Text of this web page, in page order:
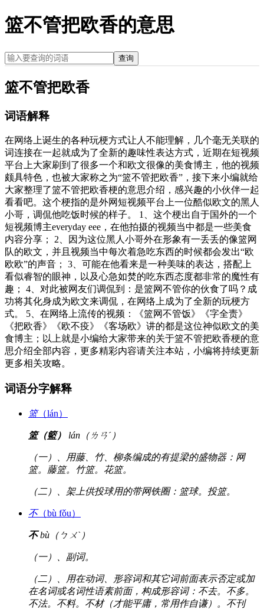
篮不管把欧香的意思
查询
篮不管把欧香
词语解释
在网络上诞生的各种玩梗方式让人不能理解，几个毫无关联的
词连接在一起就成为了全新的趣味性表达方式，近期在短视频
平台上大家刷到了很多一个和欧文很像的美食博主，他的视频
颇具特色，也被大家称之为“篮不管把欧香”，接下来小编就给
大家整理了篮不管把欧香梗的意思介绍，感兴趣的小伙伴一起
看看吧。这个梗指的是外网短视频平台上一位酷似欧文的黑人
小哥，调侃他吃饭时候的样子。 1、这个梗出自于国外的一个
短视频博主everyday eee，在他拍摄的视频当中都是一些美食
内容分享； 2、因为这位黑人小哥外在形象有一丢丢的像篮网
队的欧文，并且视频当中每次着急吃东西的时候都会发出“欧
欧欧”的声音； 3、可能在他看来是一种美味的表达，搭配上
看似睿智的眼神，以及心急如焚的吃东西态度都非常的魔性有
趣； 4、对此被网友们调侃到：是篮网不管你的伙食了吗？成
功将其化身成为欧文来调侃，在网络上成为了全新的玩梗方
式。 5、在网络上流传的视频：《篮网不管饭》《字全责》
《把欧香》《欧不疫》《客场欧》讲的都是这位神似欧文的美
食博主；以上就是小编给大家带来的关于篮不管把欧香梗的意
思介绍全部内容，更多精彩内容请关注本站，小编将持续更新
更多相关攻略。
词语分字解释
篮（lán）
篮（籃） lán（ㄌㄢˊ）
（一）、用藤、竹、柳条编成的有提梁的盛物器：网
篮。藤篮。竹篮。花篮。
（二）、架上供投球用的带网铁圈：篮球。投篮。
不（bù fǒu）
不bù（ㄅㄨˋ）
（一）、副词。
（二）、用在动词、形容词和其它词前面表示否定或加
在名词或名词性语素前面，构成形容词：不去。不多。
不法。不料。不材（才能平庸，常用作自谦）。不刊